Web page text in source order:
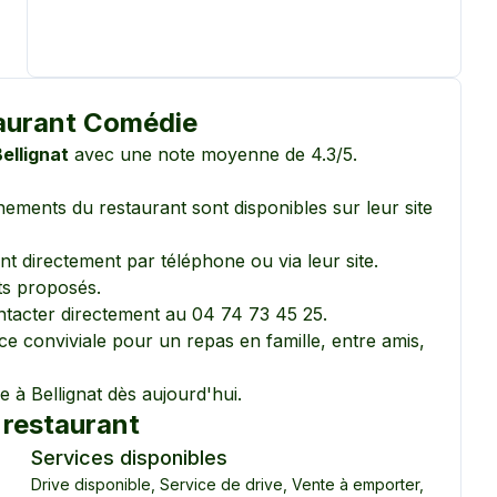
Comédie
avec une note moyenne de 4.3/5.
du restaurant sont disponibles sur leur site
directement par téléphone ou via leur site.
proposés.
directement au 04 74 73 45 25.
conviviale pour un repas en famille, entre amis,
à Bellignat dès aujourd'hui.
Services disponibles
Drive disponible Service de drive Vente à emporter,